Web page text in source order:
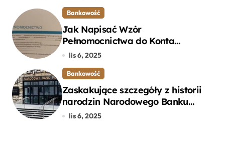
Bankowość
Jak Napisać Wzór
Pełnomocnictwa do Konta
Bankowego – Praktyczny
lis 6, 2025
Bankowość
Zaskakujące szczegóły z historii
narodzin Narodowego Banku
Polskiego, o których mogłeś nie
lis 6, 2025